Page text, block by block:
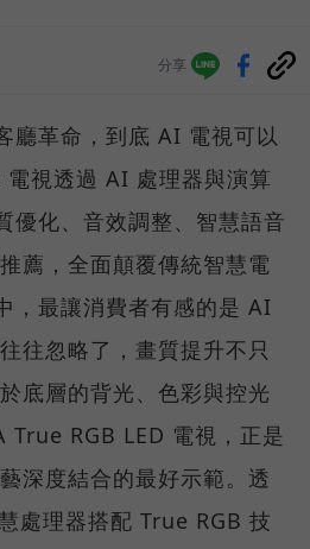
分享
廳革命，到底 AI 電視可以
視透過 AI 處理器與演算
優化、音效調整、智慧語音
薦，全面顛覆傳統智慧電
，最讓消費者有感的是 AI
往忽略了，畫質提升不只
底層的背光、色彩與控光
True RGB LED 電視，正是
深度結合的最好示範。透
處理器搭配 True RGB 技